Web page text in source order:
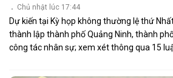
Chủ nhật lúc 17:44
Dự kiến tại Kỳ họp không thường lệ thứ
thành lập thành phố Quảng Ninh, thành
công tác nhân sự; xem xét thông qua 15